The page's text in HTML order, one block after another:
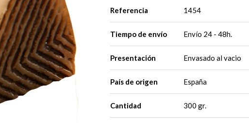
Referencia 1454
Tiempo de envío Envío 24 - 48h.
Presentación Envasado al vacio
País de origen España
Cantidad 300 gr.